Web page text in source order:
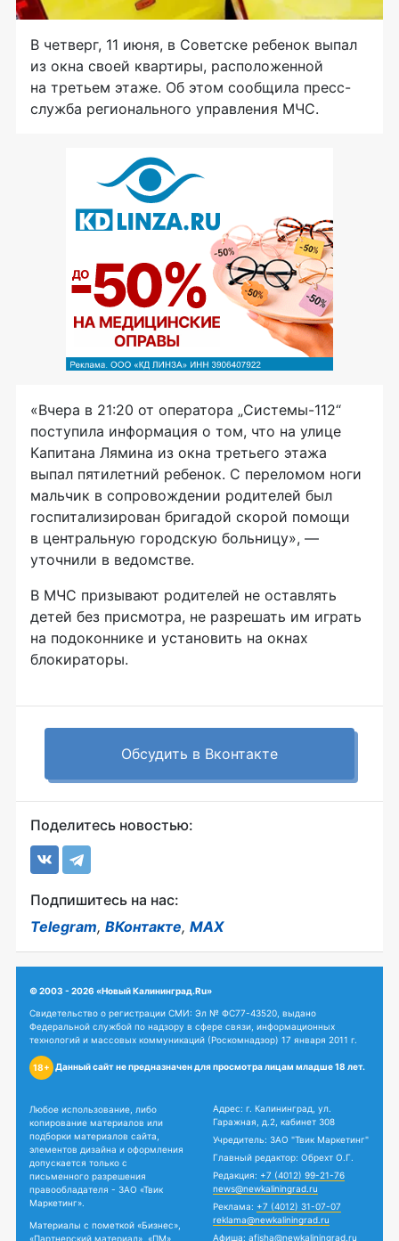
В четверг, 11 июня, в Советске ребенок выпал
из окна своей квартиры, расположенной
на третьем этаже. Об этом сообщила пресс-
служба регионального управления МЧС.
«Вчера в 21:20 от оператора „Системы-112“
поступила информация о том, что на улице
Капитана Лямина из окна третьего этажа
выпал пятилетний ребенок. С переломом ноги
мальчик в сопровождении родителей был
госпитализирован бригадой скорой помощи
в центральную городскую больницу», —
уточнили в ведомстве.
В МЧС призывают родителей не оставлять
детей без присмотра, не разрешать им играть
на подоконнике и установить на окнах
блокираторы.
Обсудить в Вконтакте
Поделитесь новостью:
Подпишитесь на нас:
Telegram, ВКонтакте, MAX
© 2003 - 2026 «Новый Калининград.Ru»
Свидетельство о регистрации СМИ: Эл № ФС77-43520, выдано
Федеральной службой по надзору в сфере связи, информационных
технологий и массовых коммуникаций (Роскомнадзор) 17 января 2011 г.
18+ Данный сайт не предназначен для просмотра лицам младше 18 лет.
Любое использование, либо
копирование материалов или
подборки материалов сайта,
элементов дизайна и оформления
допускается только с
письменного разрешения
правообладателя - ЗАО «Твик
Маркетинг».
Материалы с пометкой «Бизнес»,
«Партнерский материал», «ПМ»,
Адрес: г. Калининград, ул.
Гаражная, д.2, кабинет 308
Учредитель: ЗАО "Твик Маркетинг"
Главный редактор: Обрехт О.Г.
Редакция: +7 (4012) 99-21-76
news@newkaliningrad.ru
Реклама: +7 (4012) 31-07-07
reklama@newkaliningrad.ru
Афиша: afisha@newkaliningrad.ru